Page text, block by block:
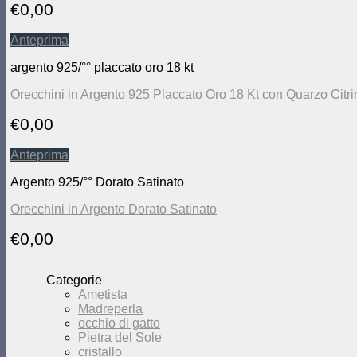
€0,00
Anteprima
argento 925/°° placcato oro 18 kt
Orecchini in Argento 925 Placcato Oro 18 Kt con Quarzo
€0,00
Anteprima
Argento 925/°° Dorato Satinato
Orecchini in Argento Dorato Satinato
€0,00
Categorie
Ametista
Madreperla
occhio di gatto
Pietra del Sole
cristallo